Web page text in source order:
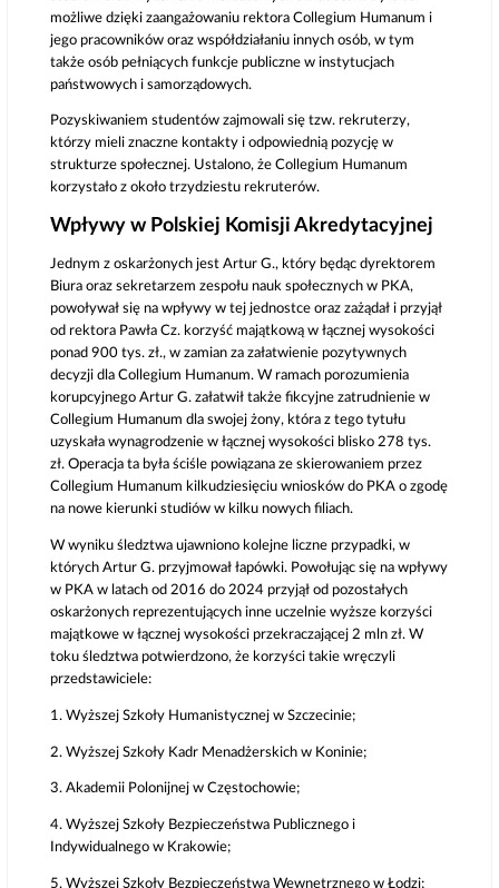
możliwe dzięki zaangażowaniu rektora Collegium Humanum i
jego pracowników oraz współdziałaniu innych osób, w tym
także osób pełniących funkcje publiczne w instytucjach
państwowych i samorządowych.
Pozyskiwaniem studentów zajmowali się tzw. rekruterzy,
którzy mieli znaczne kontakty i odpowiednią pozycję w
strukturze społecznej. Ustalono, że Collegium Humanum
korzystało z około trzydziestu rekruterów.
Wpływy w Polskiej Komisji Akredytacyjnej
Jednym z oskarżonych jest Artur G., który będąc dyrektorem
Biura oraz sekretarzem zespołu nauk społecznych w PKA,
powoływał się na wpływy w tej jednostce oraz zażądał i przyjął
od rektora Pawła Cz. korzyść majątkową w łącznej wysokości
ponad 900 tys. zł., w zamian za załatwienie pozytywnych
decyzji dla Collegium Humanum. W ramach porozumienia
korupcyjnego Artur G. załatwił także fikcyjne zatrudnienie w
Collegium Humanum dla swojej żony, która z tego tytułu
uzyskała wynagrodzenie w łącznej wysokości blisko 278 tys.
zł. Operacja ta była ściśle powiązana ze skierowaniem przez
Collegium Humanum kilkudziesięciu wniosków do PKA o zgodę
na nowe kierunki studiów w kilku nowych filiach.
W wyniku śledztwa ujawniono kolejne liczne przypadki, w
których Artur G. przyjmował łapówki. Powołując się na wpływy
w PKA w latach od 2016 do 2024 przyjął od pozostałych
oskarżonych reprezentujących inne uczelnie wyższe korzyści
majątkowe w łącznej wysokości przekraczającej 2 mln zł. W
toku śledztwa potwierdzono, że korzyści takie wręczyli
przedstawiciele:
1. Wyższej Szkoły Humanistycznej w Szczecinie;
2. Wyższej Szkoły Kadr Menadżerskich w Koninie;
3. Akademii Polonijnej w Częstochowie;
4. Wyższej Szkoły Bezpieczeństwa Publicznego i
Indywidualnego w Krakowie;
5. Wyższej Szkoły Bezpieczeństwa Wewnętrznego w Łodzi;